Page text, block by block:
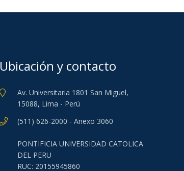
Ubicación y contacto
Av. Universitaria 1801 San Miguel,
15088, Lima - Perú
(511) 626-2000 - Anexo 3060
PONTIFICIA UNIVERSIDAD CATOLICA
DEL PERU
RUC: 20155945860